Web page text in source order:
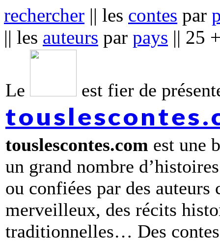
rechercher || les contes par
|| les auteurs par pays || 25
Le est fier de
touslescontes.com est une
un grand nombre
ou confiées par des
merveilleux, des récits
traditionnelles… Des